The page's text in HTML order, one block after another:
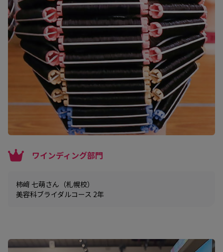
ワインディング部門
柿﨑 七萌さん（札幌校）
美容科ブライダルコース 2年